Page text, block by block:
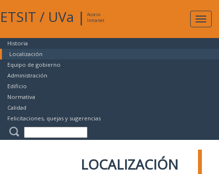
ETSIT / UVa |
Acceso
Intranet
Historia
Localización
Equipo de gobierno
Administración
Edificio
Normativa
Calidad
Felicitaciones, quejas y sugerencias
LOCALIZACIÓN